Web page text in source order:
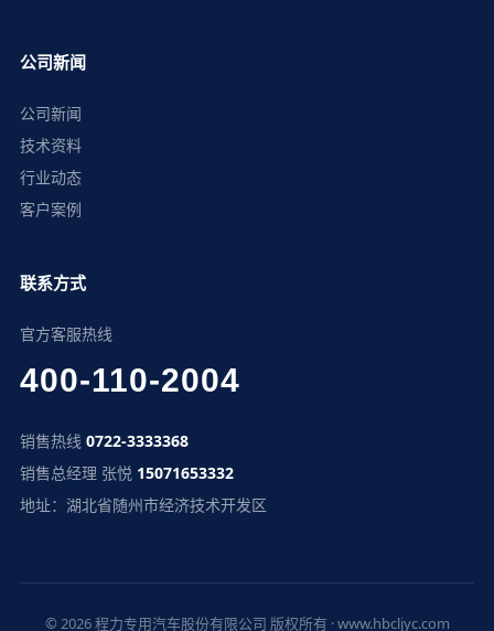
公司新闻
公司新闻
技术资料
行业动态
客户案例
联系方式
官方客服热线
400-110-2004
销售热线 0722-3333368
销售总经理 张悦 15071653332
地址：湖北省随州市经济技术开发区
© 2026 程力专用汽车股份有限公司 版权所有 · www.hbcljyc.com